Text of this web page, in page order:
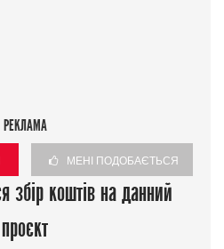
РЕКЛАМА
МЕНІ ПОДОБАЄТЬСЯ
збір коштів на данний
проєкт